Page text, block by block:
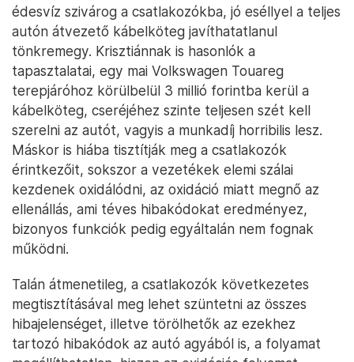
édesvíz szivárog a csatlakozókba, jó eséllyel a teljes
autón átvezető kábelköteg javíthatatlanul
tönkremegy. Krisztiánnak is hasonlók a
tapasztalatai, egy mai Volkswagen Touareg
terepjáróhoz körülbelül 3 millió forintba kerül a
kábelköteg, cseréjéhez szinte teljesen szét kell
szerelni az autót, vagyis a munkadíj horribilis lesz.
Máskor is hiába tisztítják meg a csatlakozók
érintkezőit, sokszor a vezetékek elemi szálai
kezdenek oxidálódni, az oxidáció miatt megnő az
ellenállás, ami téves hibakódokat eredményez,
bizonyos funkciók pedig egyáltalán nem fognak
működni.
Talán átmenetileg, a csatlakozók következetes
megtisztításával meg lehet szüntetni az összes
hibajelenséget, illetve törölhetők az ezekhez
tartozó hibakódok az autó agyából is, a folyamat